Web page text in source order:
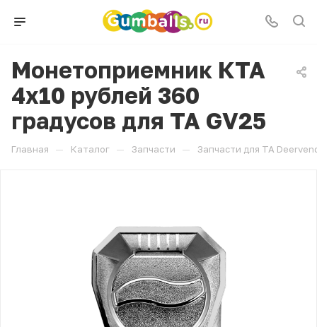
Монетоприемник КТА
4х10 рублей 360
градусов для ТА GV25
Главная — Каталог — Запчасти — Запчасти для ТА